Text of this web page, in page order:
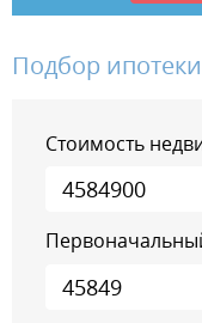
Подбор ипотеки
Стоимость